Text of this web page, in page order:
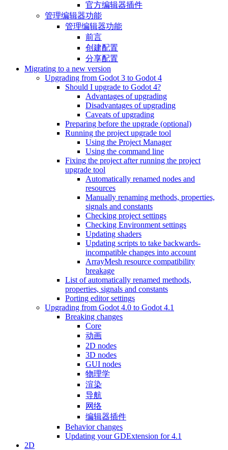
官方编辑器插件
管理编辑器功能
管理编辑器功能
前言
创建配置
分享配置
Migrating to a new version
Upgrading from Godot 3 to Godot 4
Should I upgrade to Godot 4?
Advantages of upgrading
Disadvantages of upgrading
Caveats of upgrading
Preparing before the upgrade (optional)
Running the project upgrade tool
Using the Project Manager
Using the command line
Fixing the project after running the project
upgrade tool
Automatically renamed nodes and
resources
Manually renaming methods, properties,
signals and constants
Checking project settings
Checking Environment settings
Updating shaders
Updating scripts to take backwards-
incompatible changes into account
ArrayMesh resource compatibility
breakage
List of automatically renamed methods,
properties, signals and constants
Porting editor settings
Upgrading from Godot 4.0 to Godot 4.1
Breaking changes
Core
动画
2D nodes
3D nodes
GUI nodes
物理学
渲染
导航
网络
编辑器插件
Behavior changes
Updating your GDExtension for 4.1
2D